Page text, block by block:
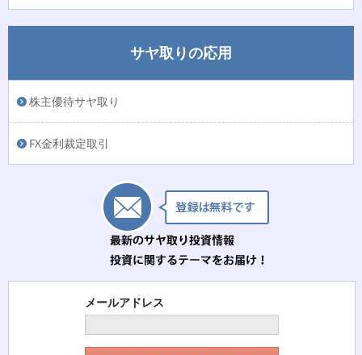
サヤ取りの応用
株主優待サヤ取り
FX金利裁定取引
メールアドレス